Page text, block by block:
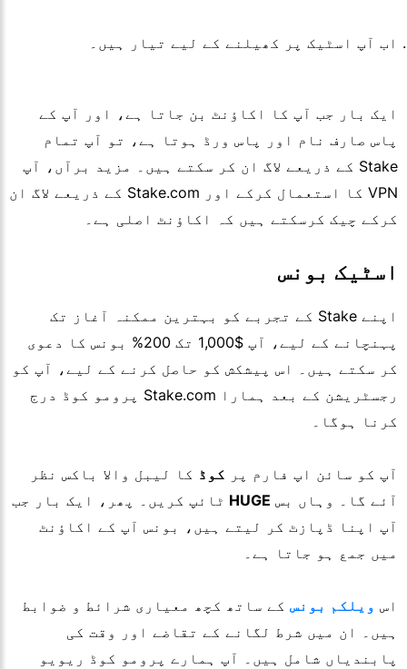
اب آپ اسٹیک پر کھیلنے کے لیے تیار ہیں۔
ایک بار جب آپ کا اکاؤنٹ بن جاتا ہے، اور آپ کے
پاس صارف نام اور پاس ورڈ ہوتا ہے، تو آپ تمام
Stake کے ذریعے لاگ ان کر سکتے ہیں۔ مزید برآں، آپ
VPN کا استعمال کرکے اور Stake.com کے ذریعے لاگ ان
کرکے چیک کرسکتے ہیں کہ اکاؤنٹ اصلی ہے۔
اسٹیک بونس
اپنے Stake کے تجربے کو بہترین ممکنہ آغاز تک
پہنچانے کے لیے، آپ $1,000 تک 200% بونس کا دعوی
کر سکتے ہیں۔ اس پیشکش کو حاصل کرنے کے لیے، آپ کو
رجسٹریشن کے بعد ہمارا Stake.com پرومو کوڈ درج
کرنا ہوگا۔
آپ کو سائن اپ فارم پر کوڈ کا لیبل والا باکس نظر
آئے گا۔ وہاں بس HUGE ٹائپ کریں۔ پھر، ایک بار جب
آپ اپنا ڈپازٹ کر لیتے ہیں، بونس آپ کے اکاؤنٹ
میں جمع ہو جاتا ہے۔
اس ویلکم بونس کے ساتھ کچھ معیاری شرائط و ضوابط
ہیں۔ ان میں شرط لگانے کے تقاضے اور وقت کی
پابندیاں شامل ہیں۔ آپ ہمارے پرومو کوڈ ریویو